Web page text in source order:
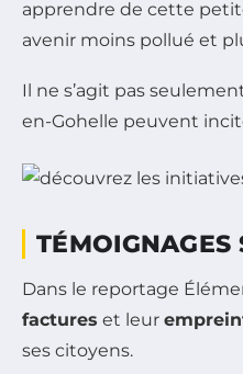
apprendre de cette
avenir moins pollué et
Il ne s’agit pas
en-Gohelle peuvent
TÉMOIGNAGES
Dans le reportage
factures et leur
ses citoyens.